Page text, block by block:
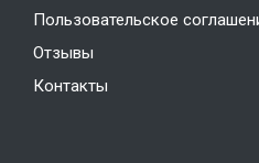
Пользовательское
Отзывы
Контакты